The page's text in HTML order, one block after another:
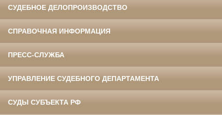
СУДЕБНОЕ ДЕЛОПРОИЗВОДСТВО
СПРАВОЧНАЯ ИНФОРМАЦИЯ
ПРЕСС-СЛУЖБА
УПРАВЛЕНИЕ СУДЕБНОГО ДЕПАРТАМЕНТА
СУДЫ СУБЪЕКТА РФ